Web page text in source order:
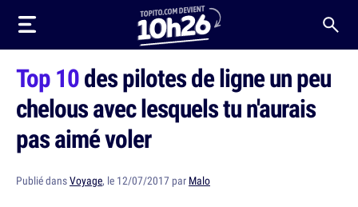
Top 10des pilotes de ligne un peu
chelous avec lesquels tu n'aurais
pas aimé voler
Publié dansVoyage, le 12/07/2017 par Malo